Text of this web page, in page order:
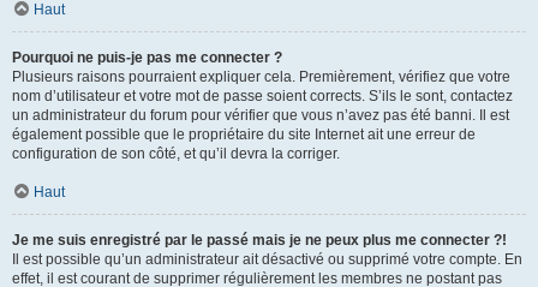
Haut
Pourquoi ne puis-je pas me connecter ?
Plusieurs raisons pourraient expliquer cela. Premièrement, vérifiez que votre
nom d’utilisateur et votre mot de passe soient corrects. S’ils le sont, contactez
un administrateur du forum pour vérifier que vous n’avez pas été banni. Il est
également possible que le propriétaire du site Internet ait une erreur de
configuration de son côté, et qu’il devra la corriger.
Haut
Je me suis enregistré par le passé mais je ne peux plus me connecter ?!
Il est possible qu’un administrateur ait désactivé ou supprimé votre compte. En
effet, il est courant de supprimer régulièrement les membres ne postant pas